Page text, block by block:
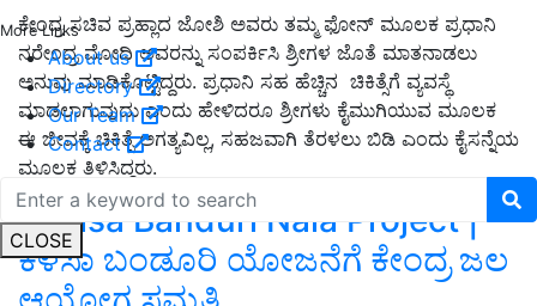
More Links
About us
Directory
Our Team
Contact
CLOSE
ಕೇಂದ್ರ ಸಚಿವ ಪ್ರಹ್ಲಾದ ಜೋಶಿ ಅವರು ತಮ್ಮ ಫೋನ್‌ ಮೂಲಕ ಪ್ರಧಾನಿ
ನರೇಂದ್ರ ಮೋದಿ ಅವರನ್ನು ಸಂಪರ್ಕಿಸಿ ಶ್ರೀಗಳ ಜೊತೆ ಮಾತನಾಡಲು
ಅನುವು ಮಾಡಿಕೊಟ್ಟಿದ್ದರು. ಪ್ರಧಾನಿ ಸಹ ಹೆಚ್ಚಿನ ಚಿಕಿತ್ಸೆಗೆ ವ್ಯವಸ್ಥೆ
ಮಾಡಲಾಗುವುದು ಎಂದು ಹೇಳಿದರೂ ಶ್ರೀಗಳು ಕೈಮುಗಿಯುವ ಮೂಲಕ
ಈ ಜೀವಕ್ಕೆ ಚಿಕಿತ್ಸೆ ಅಗತ್ಯವಿಲ್ಲ, ಸಹಜವಾಗಿ ತೆರಳಲು ಬಿಡಿ ಎಂದು ಕೈಸನ್ನೆಯ
ಮೂಲಕ ತಿಳಿಸಿದ್ದರು.
Kalasa Banduri Nala Project |
ಕಳಸಾ ಬಂಡೂರಿ ಯೋಜನೆಗೆ ಕೇಂದ್ರ ಜಲ